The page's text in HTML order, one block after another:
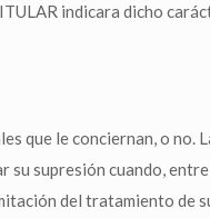
indicara dicho
le conciernan, o no.
supresión cuando,
del tratamiento de